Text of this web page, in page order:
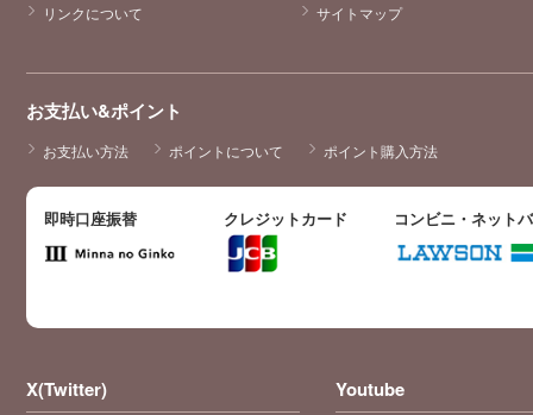
リンクについて
サイトマップ
お支払い&ポイント
お支払い方法 ポイントについて ポイント購入方法
即時口座振替 クレジットカード コンビニ・ネット
X(Twitter) Youtube